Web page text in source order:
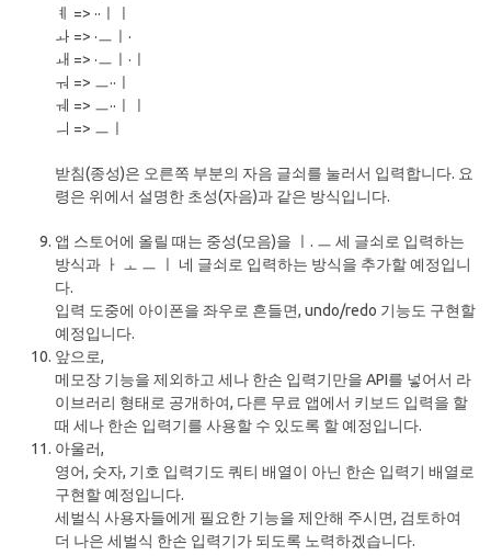
ㅖ => ··ㅣㅣ
ㅘ => ·ㅡㅣ·
ㅙ => ·ㅡㅣ·ㅣ
ㅝ => ㅡ··ㅣ
ㅞ => ㅡ··ㅣㅣ
ㅢ => ㅡㅣ
받침(종성)은 오른쪽 부분의 자음 글쇠를 눌러서 입력합니다. 요
령은 위에서 설명한 초성(자음)과 같은 방식입니다.
앱 스토어에 올릴 때는 중성(모음)을 ㅣ. ㅡ 세 글쇠로 입력하는
방식과 ㅏ ㅗ ㅡ ㅣ 네 글쇠로 입력하는 방식을 추가할 예정입니
다.
입력 도중에 아이폰을 좌우로 흔들면, undo/redo 기능도 구현할
예정입니다.
앞으로,
메모장 기능을 제외하고 세나 한손 입력기만을 API를 넣어서 라
이브러리 형태로 공개하여, 다른 무료 앱에서 키보드 입력을 할
때 세나 한손 입력기를 사용할 수 있도록 할 예정입니다.
아울러,
영어, 숫자, 기호 입력기도 쿼티 배열이 아닌 한손 입력기 배열로
구현할 예정입니다.
세벌식 사용자들에게 필요한 기능을 제안해 주시면, 검토하여
더 나은 세벌식 한손 입력기가 되도록 노력하겠습니다.